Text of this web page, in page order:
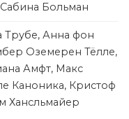
Больман
Трубе, Анна фон
Оземерен Тёлле,
Амфт, Макс
Каноника, Кристоф
Хансльмайер